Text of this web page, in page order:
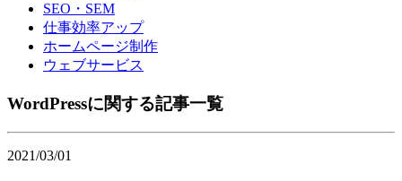
SEO・SEM
仕事効率アップ
ホームページ制作
ウェブサービス
WordPressに関する記事一覧
2021/03/01